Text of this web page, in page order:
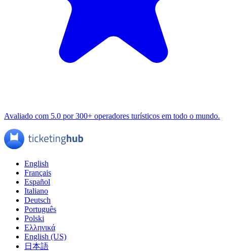
Avaliado com 5.0 por 300+ operadores turísticos em todo o mundo.
English
Français
Español
Italiano
Deutsch
Português
Polski
Ελληνικά
English (US)
日本語